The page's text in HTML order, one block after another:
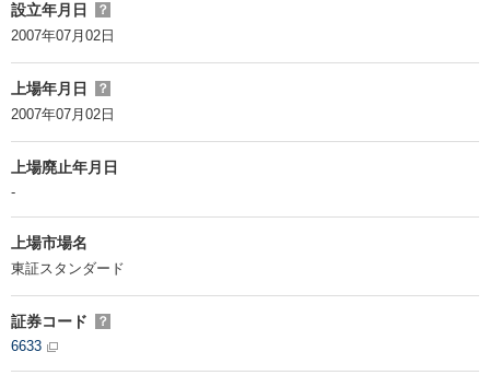
設立年月日 ？
2007年07月02日
上場年月日 ？
2007年07月02日
上場廃止年月日
-
上場市場名
東証スタンダード
証券コード ？
6633